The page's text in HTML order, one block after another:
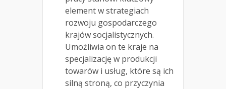
element w strategiach
rozwoju gospodarczego
krajów socjalistycznych.
Umożliwia on te kraje na
specjalizację w produkcji
towarów i usług, które są ich
silną stroną, co przyczynia